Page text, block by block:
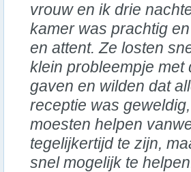
vrouw en ik drie
kamer was prachtig
en attent. Ze losten
klein probleempje met
gaven en wilden dat
receptie was
moesten helpen
tegelijkertijd te zijn,
snel mogelijk te